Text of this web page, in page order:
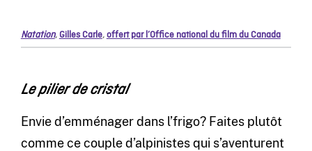
Natation, Gilles Carle,offert par l’Office national du film du Canada
Le pilier de cristal
Envie d’emménager dans l’frigo? Faites plutôt
comme ce couple d’alpinistes qui s’aventurent